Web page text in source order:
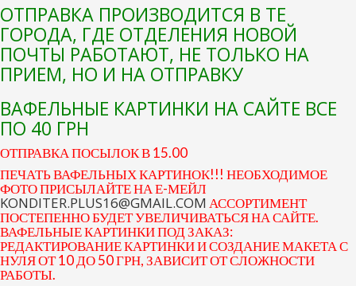
ОТПРАВКА ПРОИЗВОДИТСЯ В ТЕ
ГОРОДА, ГДЕ ОТДЕЛЕНИЯ НОВОЙ
ПОЧТЫ РАБОТАЮТ, НЕ ТОЛЬКО НА
ПРИЕМ, НО И НА ОТПРАВКУ
ВАФЕЛЬНЫЕ КАРТИНКИ НА САЙТЕ ВСЕ
ПО 40 ГРН
ОТПРАВКА ПОСЫЛОК В 15.00
ПЕЧАТЬ ВАФЕЛЬНЫХ КАРТИНОК!!! НЕОБХОДИМОЕ
ФОТО ПРИСЫЛАЙТЕ НА Е-МЕЙЛ
KONDITER.PLUS16@GMAIL.COM АССОРТИМЕНТ
ПОСТЕПЕННО БУДЕТ УВЕЛИЧИВАТЬСЯ НА САЙТЕ.
ВАФЕЛЬНЫЕ КАРТИНКИ ПОД ЗАКАЗ:
РЕДАКТИРОВАНИЕ КАРТИНКИ И СОЗДАНИЕ МАКЕТА С
НУЛЯ ОТ 10 ДО 50 ГРН, ЗАВИСИТ ОТ СЛОЖНОСТИ
РАБОТЫ.